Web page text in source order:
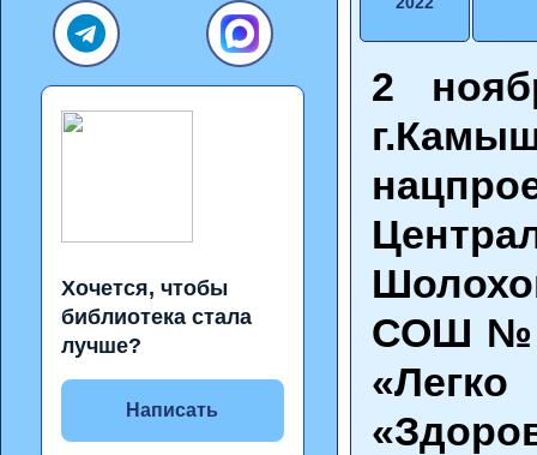
Хочется, чтобы
библиотека стала
лучше?
Написать
2
СОШ